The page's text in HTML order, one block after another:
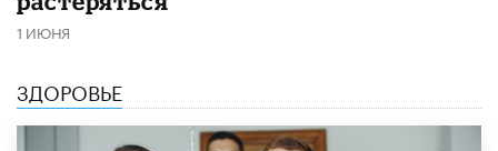
1 ИЮНЯ
ЗДОРОВЬЕ